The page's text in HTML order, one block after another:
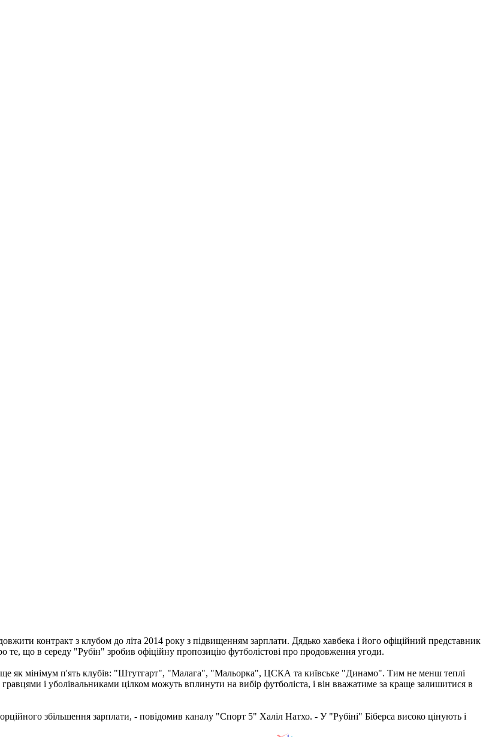
контракт з клубом до літа 2014 року з підвищенням зарплати. Дядько хавбека і його офіційний представник
те, що в середу "Рубін" зробив офіційну пропозицію футболістові про продовження угоди.
ще як мінімум п'ять клубів: "Штутгарт", "Малага", "Мальорка", ЦСКА та київське "Динамо". Тим не менш теплі
і уболівальниками цілком можуть вплинути на вибір футболіста, і він вважатиме за краще залишитися в
збільшення зарплати, - повідомив каналу "Спорт 5" Халіл Натхо. - У "Рубіні" Біберса високо цінують і